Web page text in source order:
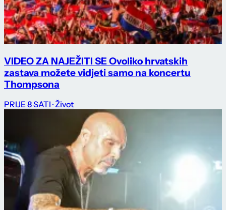
VIDEO ZA NAJEŽITI SE Ovoliko hrvatskih
zastava možete vidjeti samo na koncertu
Thompsona
PRIJE 8 SATI · Život